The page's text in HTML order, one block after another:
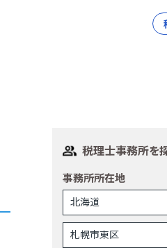
税理士事務所を
事務所所在地